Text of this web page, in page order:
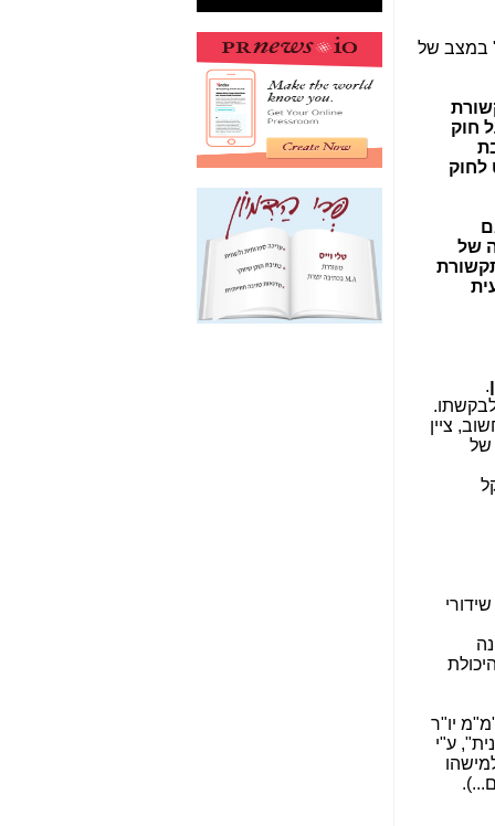
במצב של
חוק
לחוק
של
.
ציין
של
יו"ר
ע"י
האם ביבי כשר
תקשורת עזר לקב'
בזק? -כאן
מה מקור ה-Fake
News שהביא לתפירת
תיק לביבי והעלמת
החשודים הנכונים -כאן
אחת הרגליים של "תיק
4000 התפור"
התמוטטה היום
בניצחון (כפול) של בזק
-
כאן
איך כתבות מפנקות
הפכו לפתע לטובת